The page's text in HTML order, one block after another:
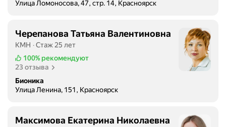
Улица Ломоносова, 47, стр. 14, Красноярск
Черепанова Татьяна Валентиновна
КМН
Стаж 25 лет
100% рекомендуют
23 отзыва
Бионика
Улица Ленина, 151, Красноярск
Максимова Екатерина Николаевна